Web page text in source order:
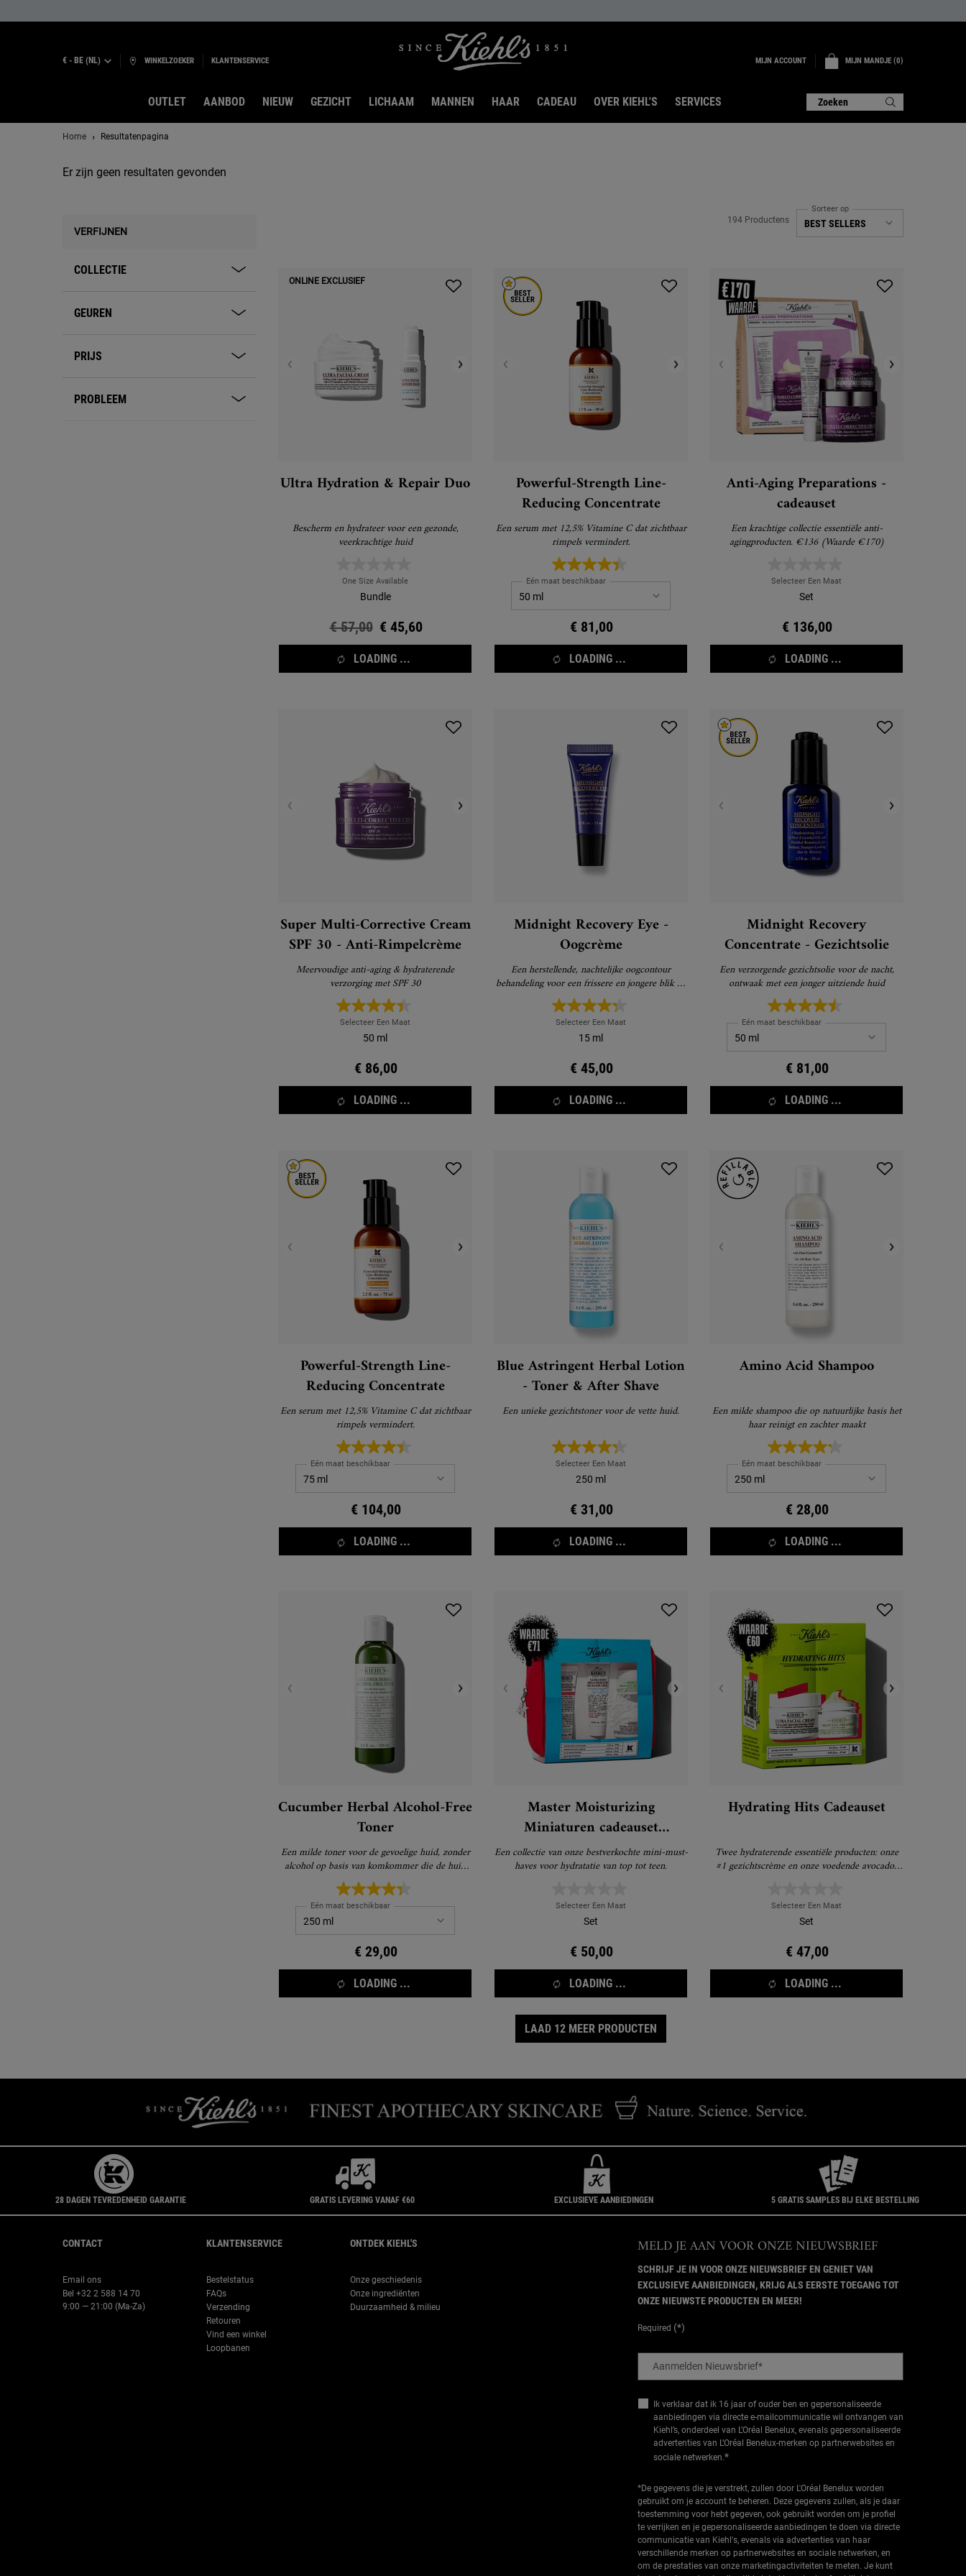
€ - BE (NL) WINKELZOEKER KLANTENSERVICE MIJN ACCOUNT MIJN MANDJE 0
0 PRODUCT
OUTLET AANBOD NIEUW GEZICHT LICHAAM MANNEN HAAR CADEAU OVER KIEHL'S SERVICES Zoeken
Home Resultatenpagina
Er zijn geen resultaten gevonden
VERFIJNEN
COLLECTIE
GEUREN
PRIJS
PROBLEEM
194 Productens
Sorteer op
ONLINE EXCLUSIEF
Ultra Hydration & Repair Duo
Bescherm en hydrateer voor een gezonde,
veerkrachtige huid
One Size Available
Bundle
Oude prijs
€ 57,00 Nieuwe prijs
€ 45,60
LOADING ...
Powerful-Strength Line-
Reducing Concentrate
Een serum met 12,5% Vitamine C dat zichtbaar
rimpels vermindert.
Eén maat beschikbaar
€ 81,00
LOADING ...
Anti-Aging Preparations -
cadeauset
Een krachtige collectie essentiële anti-
agingproducten. €136 (Waarde €170)
Selecteer Een Maat
Set
€ 136,00
LOADING ...
Super Multi-Corrective Cream
SPF 30 - Anti-Rimpelcrème
Meervoudige anti-aging & hydraterende
verzorging met SPF 30
Selecteer Een Maat
50 ml
€ 86,00
LOADING ...
Midnight Recovery Eye -
Oogcrème
Een herstellende, nachtelijke oogcontour
behandeling voor een frissere en jongere blik de
volgende ochtend
Selecteer Een Maat
15 ml
€ 45,00
LOADING ...
Midnight Recovery
Concentrate - Gezichtsolie
Een verzorgende gezichtsolie voor de nacht,
ontwaak met een jonger uitziende huid
Eén maat beschikbaar
€ 81,00
LOADING ...
Powerful-Strength Line-
Reducing Concentrate
Een serum met 12,5% Vitamine C dat zichtbaar
rimpels vermindert.
Eén maat beschikbaar
€ 104,00
LOADING ...
Blue Astringent Herbal Lotion
- Toner & After Shave
Een unieke gezichtstoner voor de vette huid.
Selecteer Een Maat
250 ml
€ 31,00
LOADING ...
Amino Acid Shampoo
Een milde shampoo die op natuurlijke basis het
haar reinigt en zachter maakt
Eén maat beschikbaar
€ 28,00
LOADING ...
Cucumber Herbal Alcohol-Free
Toner
Een milde toner voor de gevoelige huid, zonder
alcohol op basis van komkommer die de huid
niet uitdroogt
Eén maat beschikbaar
€ 29,00
LOADING ...
Master Moisturizing
Miniaturen cadeauset
Miniaturen
Een collectie van onze bestverkochte mini-must-
haves voor hydratatie van top tot teen.
Selecteer Een Maat
Set
€ 50,00
LOADING ...
Hydrating Hits Cadeauset
Twee hydraterende essentiële producten: onze
#1 gezichtscrème en onze voedende avocado-
Selecteer Een Maat
Set
€ 47,00
LOADING ...
LAAD 12 MEER PRODUCTEN
28 DAGEN TEVREDENHEID GARANTIE GRATIS LEVERING VANAF €60 EXCLUSIEVE AANBIEDINGEN 5 GRATIS SAMPLES BIJ ELKE BESTELLING
CONTACT
Email ons
Bel +32 2 588 14 70
9:00 — 21:00 (Ma-Za)
KLANTENSERVICE
Bestelstatus
FAQs
Verzending
Retouren
Vind een winkel
Loopbanen
ONTDEK KIEHL'S
Onze geschiedenis
Onze ingrediënten
Duurzaamheid & milieu
MELD JE AAN VOOR ONZE NIEUWSBRIEF
SCHRIJF JE IN VOOR ONZE NIEUWSBRIEF EN GENIET VAN
EXCLUSIEVE AANBIEDINGEN, KRIJG ALS EERSTE TOEGANG TOT
ONZE NIEUWSTE PRODUCTEN EN MEER!
Required (*)
Aanmelden Nieuwsbrief*
Ik verklaar dat ik 16 jaar of ouder ben en gepersonaliseerde
aanbiedingen via directe e-mailcommunicatie wil ontvangen van
Kiehl’s, onderdeel van L’Oréal Benelux, evenals gepersonaliseerde
advertenties van L’Oréal Benelux-merken op partnerwebsites en
sociale netwerken.*
*De gegevens die je verstrekt, zullen door L'Oréal Benelux worden
gebruikt om je account te beheren. Deze gegevens zullen, als je daar
toestemming voor hebt gegeven, ook gebruikt worden om je profiel
te verrijken en je gepersonaliseerde aanbiedingen te doen via directe
communicatie van Kiehl's, evenals via advertenties van haar
verschillende merken op partnerwebsites en sociale netwerken, en
om de prestaties van onze marketingactiviteiten te meten. Je kunt